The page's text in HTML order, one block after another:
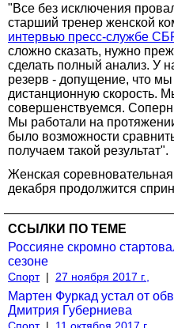
"Все без исключения
старший тренер женской
интервью пресс-службе
сложно сказать, нужно
сделать полный анализ. У
резерв - допущение, что
дистанционную скорость.
совершенствуемся.
Мы работали на
было возможности
получаем такой результат".
Женская
декабря продолжится
ССЫЛКИ ПО ТЕМЕ
Россияне скромно
сезоне
Спорт | 27 ноября 2017 г.,
Мартен Фуркад устал от
Дмитрия Губерниева
Спорт | 11 октября 2017 г.,